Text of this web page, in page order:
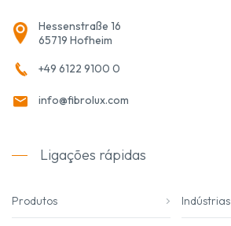
Hessenstraße 16
65719 Hofheim
+49 6122 9100 0
info@fibrolux.com
Ligações rápidas
Produtos Indústrias